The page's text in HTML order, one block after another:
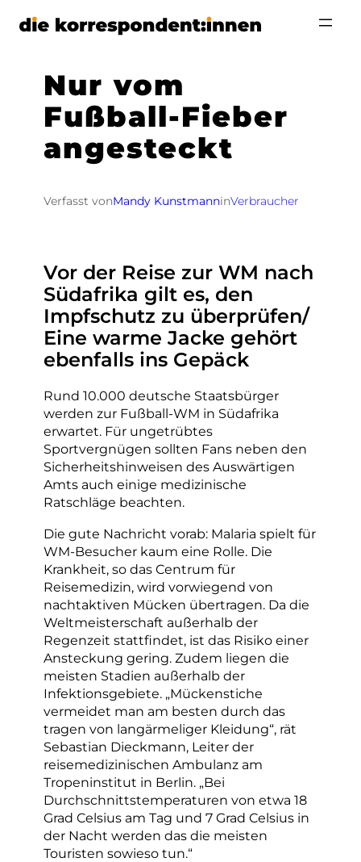
Zum
Nur vom
Fußball-Fieber
angesteckt
Verfasst vonMandy KunstmanninVerbraucher
Vor der Reise zur WM nach
Südafrika gilt es, den
Impfschutz zu überprüfen/
Eine warme Jacke gehört
ebenfalls ins Gepäck
Rund 10.000 deutsche Staatsbürger
werden zur Fußball-WM in Südafrika
erwartet. Für ungetrübtes
Sportvergnügen sollten Fans neben den
Sicherheitshinweisen des Auswärtigen
Amts auch einige medizinische
Ratschläge beachten.
Die gute Nachricht vorab: Malaria spielt für
WM-Besucher kaum eine Rolle. Die
Krankheit, so das Centrum für
Reisemedizin, wird vorwiegend von
nachtaktiven Mücken übertragen. Da die
Weltmeisterschaft außerhalb der
Regenzeit stattfindet, ist das Risiko einer
Ansteckung gering. Zudem liegen die
meisten Stadien außerhalb der
Infektionsgebiete. „Mückenstiche
vermeidet man am besten durch das
tragen von langärmeliger Kleidung“, rät
Sebastian Dieckmann, Leiter der
reisemedizinischen Ambulanz am
Tropeninstitut in Berlin. „Bei
Durchschnittstemperaturen von etwa 18
Grad Celsius am Tag und 7 Grad Celsius in
der Nacht werden das die meisten
Touristen sowieso tun.“